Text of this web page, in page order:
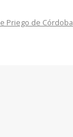
Priego de Córdoba